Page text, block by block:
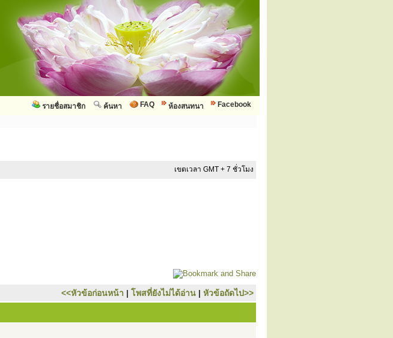
Facebook
ห้องสนทนา
FAQ
ค้นหา
รายชื่อสมาชิก
เขตเวลา GMT + 7 ชั่วโมง
<<หัวข้อก่อนหน้า | โพสที่ยังไม่ได้อ่าน | หัวข้อถัดไป>>